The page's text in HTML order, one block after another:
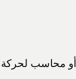
محاسب لحركة